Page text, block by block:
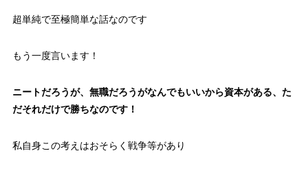
超単純で至極簡単な話なのです
もう一度言います！
ニートだろうが、無職だろうがなんでもいいから資本がある、 た
だそれだけで勝ちなのです！
私自身この考えはおそらく戦争等があり